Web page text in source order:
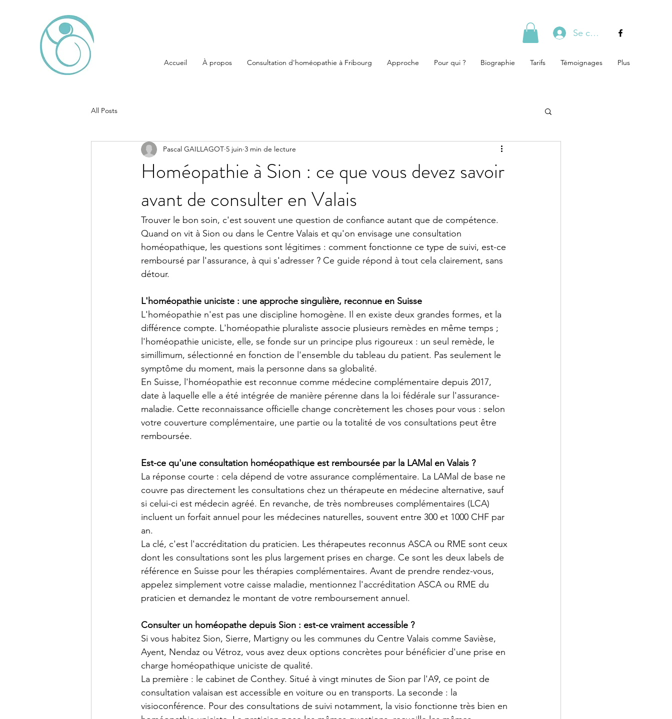
Se connecter
Accueil À propos Consultation d'homéopathie à Fribourg Approche Pour qui ? Biographie Tarifs Témoignages Plus
All Posts
Homéopathie à Sion : ce que vous devez savoir
avant de consulter en Valais
Pascal GAILLAGOT 5 juin 3 min de lecture
Trouver le bon soin, c'est souvent une question de confiance autant que de compétence.
Quand on vit à Sion ou dans le Centre Valais et qu'on envisage une consultation
homéopathique, les questions sont légitimes : comment fonctionne ce type de suivi, est-ce
remboursé par l'assurance, à qui s'adresser ? Ce guide répond à tout cela clairement, sans
détour.
L'homéopathie uniciste : une approche singulière, reconnue en Suisse
L'homéopathie n'est pas une discipline homogène. Il en existe deux grandes formes, et la
différence compte. L'homéopathie pluraliste associe plusieurs remèdes en même temps ;
l'homéopathie uniciste, elle, se fonde sur un principe plus rigoureux : un seul remède, le
simillimum, sélectionné en fonction de l'ensemble du tableau du patient. Pas seulement le
symptôme du moment, mais la personne dans sa globalité.
En Suisse, l'homéopathie est reconnue comme médecine complémentaire depuis 2017,
date à laquelle elle a été intégrée de manière pérenne dans la loi fédérale sur l'assurance-
maladie. Cette reconnaissance officielle change concrètement les choses pour vous : selon
votre couverture complémentaire, une partie ou la totalité de vos consultations peut être
remboursée.
Est-ce qu'une consultation homéopathique est remboursée par la LAMal en Valais ?
La réponse courte : cela dépend de votre assurance complémentaire. La LAMal de base ne
couvre pas directement les consultations chez un thérapeute en médecine alternative, sauf
si celui-ci est médecin agréé. En revanche, de très nombreuses complémentaires (LCA)
incluent un forfait annuel pour les médecines naturelles, souvent entre 300 et 1000 CHF par
an.
La clé, c'est l'accréditation du praticien. Les thérapeutes reconnus ASCA ou RME sont ceux
dont les consultations sont les plus largement prises en charge. Ce sont les deux labels de
référence en Suisse pour les thérapies complémentaires. Avant de prendre rendez-vous,
appelez simplement votre caisse maladie, mentionnez l'accréditation ASCA ou RME du
praticien et demandez le montant de votre remboursement annuel.
Consulter un homéopathe depuis Sion : est-ce vraiment accessible ?
Si vous habitez Sion, Sierre, Martigny ou les communes du Centre Valais comme Savièse,
Ayent, Nendaz ou Vétroz, vous avez deux options concrètes pour bénéficier d'une prise en
charge homéopathique uniciste de qualité.
La première : le cabinet de Conthey. Situé à vingt minutes de Sion par l'A9, ce point de
consultation valaisan est accessible en voiture ou en transports. La seconde : la
visioconférence. Pour des consultations de suivi notamment, la visio fonctionne très bien en